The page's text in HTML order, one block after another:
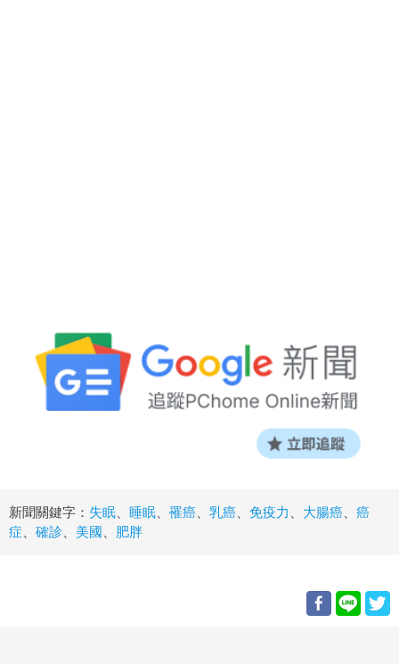
新聞關鍵字： 失眠 睡眠 罹癌 乳癌 免疫力 大腸癌
癌
症
確診 美國 肥胖